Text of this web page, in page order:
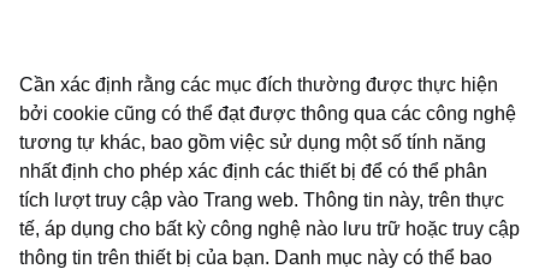
Cần xác định rằng các mục đích thường được thực hiện
bởi cookie cũng có thể đạt được thông qua các công nghệ
tương tự khác, bao gồm việc sử dụng một số tính năng
nhất định cho phép xác định các thiết bị để có thể phân
tích lượt truy cập vào Trang web. Thông tin này, trên thực
tế, áp dụng cho bất kỳ công nghệ nào lưu trữ hoặc truy cập
thông tin trên thiết bị của bạn. Danh mục này có thể bao